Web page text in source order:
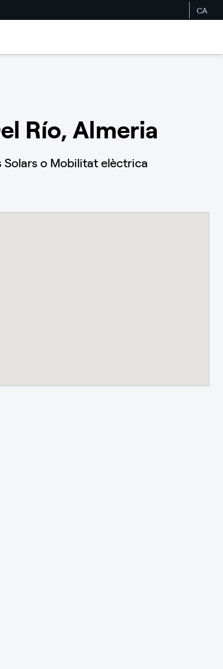
CA
Río, Almeria
Solars o Mobilitat elèctrica